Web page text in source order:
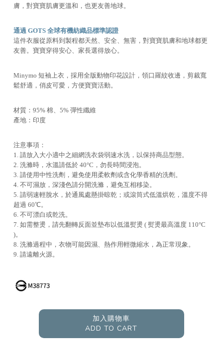
膚，對寶寶肌膚更溫和，也更友善地球。
通過 GOTS 全球有機紡織品標準認證
這件衣服從原料到製程都天然、安全、無害，對寶寶肌膚和地球都更
友善。寶寶穿得安心、家長選得放心。
Minymo 短袖上衣，採用全版動物印花設計，領口羅紋收邊，剪裁寬
鬆舒適，俏皮可愛，方便寶寶活動。
材質：95% 棉、5% 彈性纖維
產地：印度
注意事項：
1. 請放入大小適中之細網洗衣袋弱速水洗，以保持商品型態。
2. 洗滌時，水溫請低於 40°C，勿長時間浸泡。
3. 請使用中性洗劑，避免使用柔軟劑或含化學香精的洗劑。
4. 不可濕放，深淺色請分開洗滌，避免互相移染。
5. 請弱速輕脫水，於通風處懸掛晾乾；或滾筒式低溫烘乾，溫度不得
超過 60℃。
6. 不可漂白或乾洗。
7. 如需整燙，請先翻轉反面並墊布以低溫熨燙 ( 熨燙最高溫度 110°C
)。
8. 洗滌過程中，衣物可能因濕、熱作用輕微縮水，為正常現象。
9. 請遠離火源。
加入購物車
ADD TO CART